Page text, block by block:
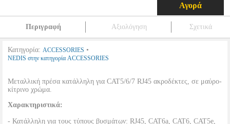
Αγορά
Περιγραφή Αξιολόγηση Σχετικά
Κατηγορία: ACCESSORIES •
NEDIS στην κατηγορία ACCESSORIES
Μεταλλική πρέσα κατάλληλη για CAT5/6/7 RJ45 ακροδέκτες, σε μαύρο-
κίτρινο χρώμα.
Χαρακτηριστικά:
- Κατάλληλη για τους τύπους βυσμάτων: RJ45, CAT6a, CAT6, CAT5e,